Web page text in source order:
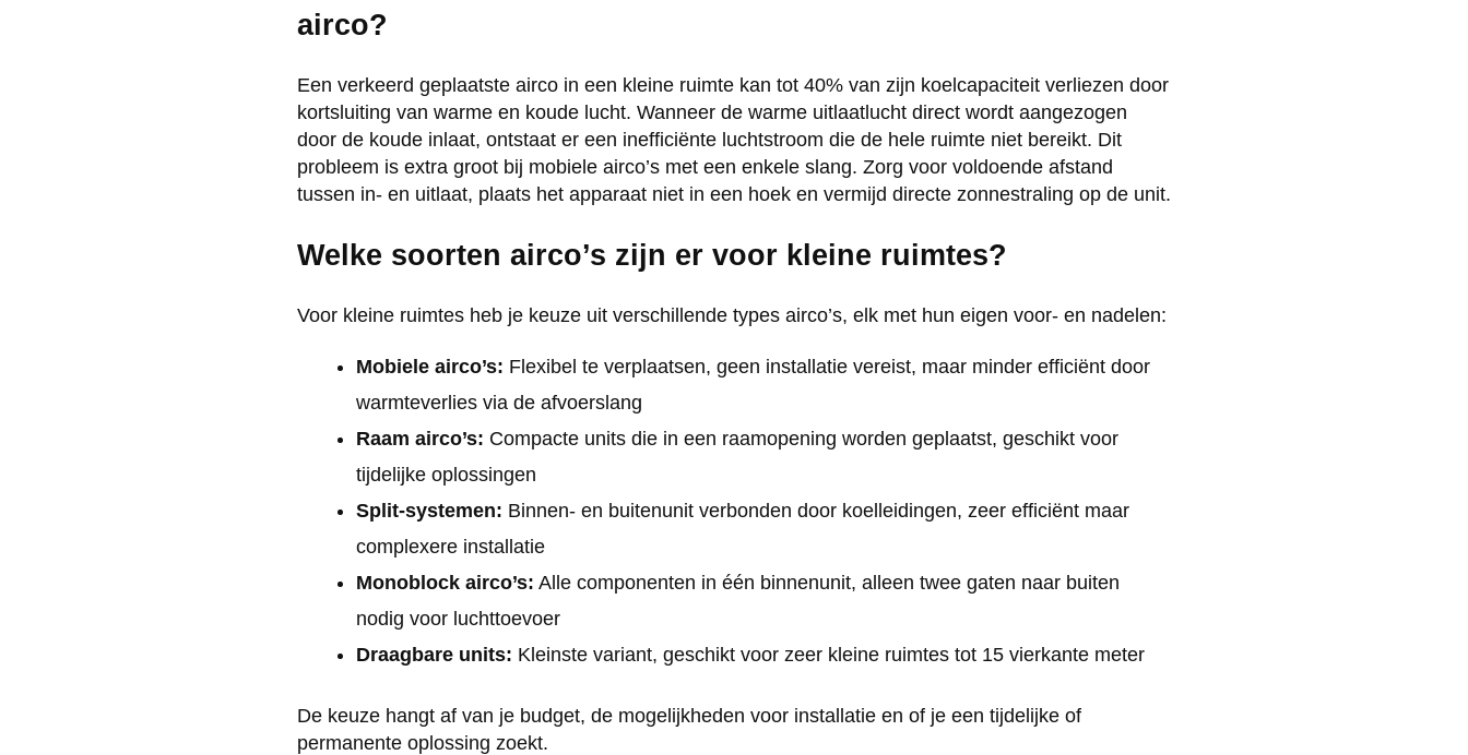
airco?
Een verkeerd geplaatste airco in een kleine ruimte kan tot 40% van zijn koelcapaciteit verliezen door
kortsluiting van warme en koude lucht. Wanneer de warme uitlaatlucht direct wordt aangezogen
door de koude inlaat, ontstaat er een inefficiënte luchtstroom die de hele ruimte niet bereikt. Dit
probleem is extra groot bij mobiele airco’s met een enkele slang. Zorg voor voldoende afstand
tussen in- en uitlaat, plaats het apparaat niet in een hoek en vermijd directe zonnestraling op de unit.
Welke soorten airco’s zijn er voor kleine ruimtes?
Voor kleine ruimtes heb je keuze uit verschillende types airco’s, elk met hun eigen voor- en nadelen:
Mobiele airco’s: Flexibel te verplaatsen, geen installatie vereist, maar minder efficiënt door
warmteverlies via de afvoerslang
Raam airco’s: Compacte units die in een raamopening worden geplaatst, geschikt voor
tijdelijke oplossingen
Split-systemen: Binnen- en buitenunit verbonden door koelleidingen, zeer efficiënt maar
complexere installatie
Monoblock airco’s: Alle componenten in één binnenunit, alleen twee gaten naar buiten
nodig voor luchttoevoer
Draagbare units: Kleinste variant, geschikt voor zeer kleine ruimtes tot 15 vierkante meter
De keuze hangt af van je budget, de mogelijkheden voor installatie en of je een tijdelijke of
permanente oplossing zoekt.